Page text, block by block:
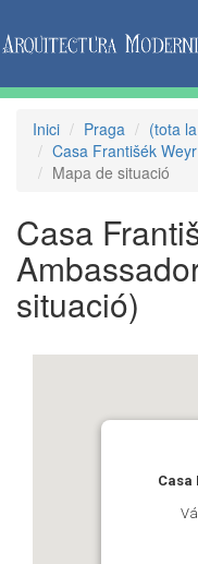
Inici Praga
(tota
Casa Františék
Mapa de situació
Casa
situació)
Casa